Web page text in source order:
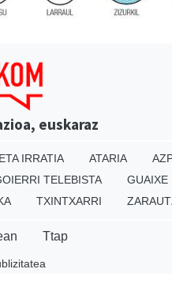
euskaraz
IRRATIA ATARIA
TELEBISTA GUAIXE
TXINTXARRI
Ttap